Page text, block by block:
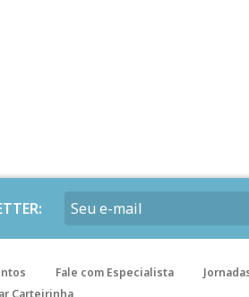
Fale com Especialista
Carteirinha